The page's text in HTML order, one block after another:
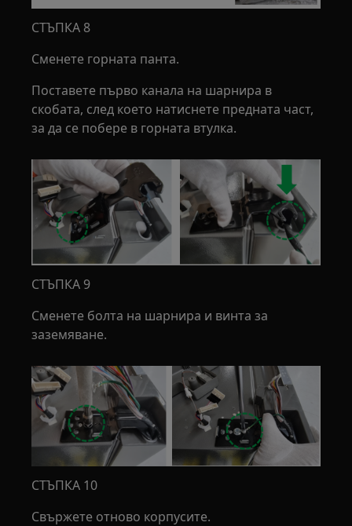
СТЪПКА 8
Сменете горната панта.
Поставете първо канала на шарнира в
скобата, след което натиснете предната част,
за да се побере в горната втулка.
СТЪПКА 9
Сменете болта на шарнира и винта за
заземяване.
СТЪПКА 10
Свържете отново корпусите.